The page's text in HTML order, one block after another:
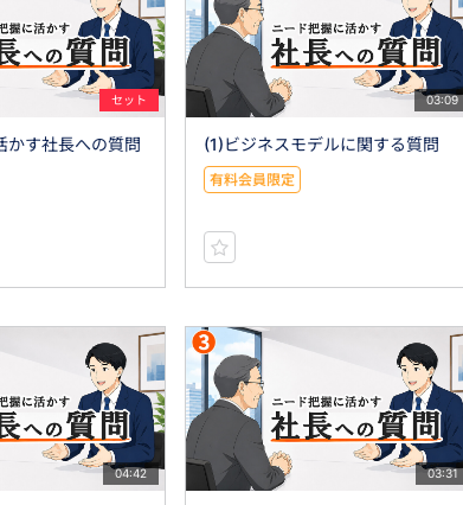
セット
かす社長への質問
03:09
(1)ビジネスモデルに関する質問
有料会員限定
04:42 03:31